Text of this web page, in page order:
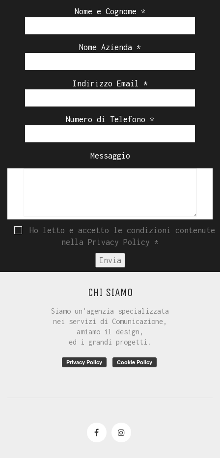
Nome e Cognome *
Nome Azienda *
Indirizzo Email *
Numero di Telefono *
Messaggio
Ho letto e accetto le condizioni contenute
nella Privacy Policy *
CHI SIAMO
Siamo un'agenzia specializzata
nei servizi di Comunicazione,
amiamo il design,
ed i grandi progetti.